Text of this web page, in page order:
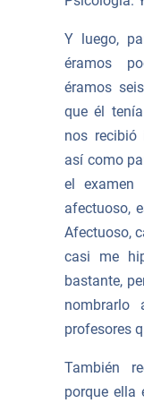
Y luego,
éramos
éramos
que él
nos recibió
así como
el examen
afectuoso,
Afectuoso,
casi me
bastante,
nombrarlo
profesores
También
porque ella